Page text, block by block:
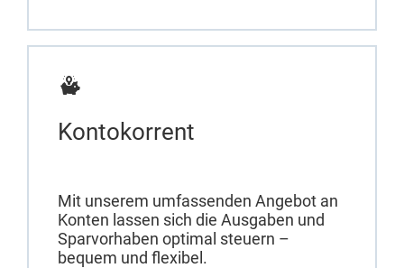
Kontokorrent
Mit unserem umfassenden Angebot an
Konten lassen sich die Ausgaben und
Sparvorhaben optimal steuern –
bequem und flexibel.